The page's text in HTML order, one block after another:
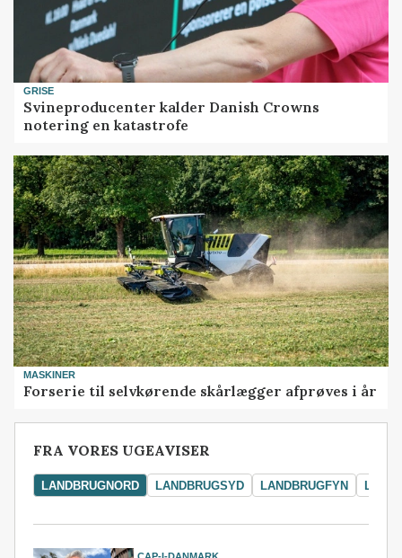
GRISE
Svineproducenter kalder Danish Crowns
notering en katastrofe
MASKINER
Forserie til selvkørende skårlægger afprøves i år
FRA VORES UGEAVISER
LANDBRUGNORD LANDBRUGSYD LANDBRUGFYN